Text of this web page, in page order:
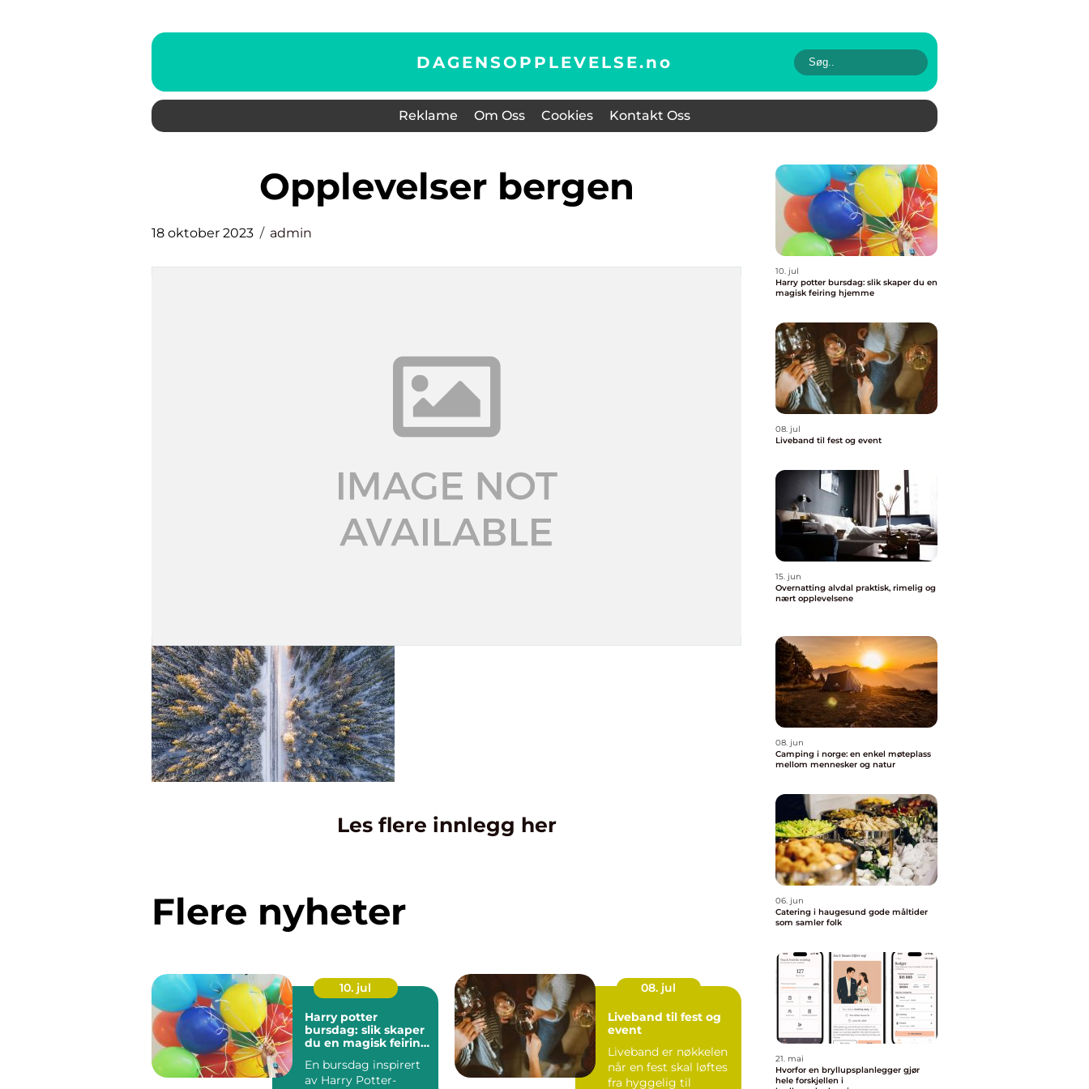
DAGENSOPPLEVELSE.no
Reklame Om Oss Cookies Kontakt Oss
opplevelser bergen
18 oktober 2023 admin
Les flere innlegg her
Flere nyheter
10. jul
Harry potter
bursdag: slik skaper
du en magisk feiring
En bursdag inspirert
av Harry Potter-
08. jul
Liveband til fest og
event
Liveband er nøkkelen
når en fest skal løftes
fra hyggelig til
10. jul
Harry potter bursdag: slik skaper du en
magisk feiring hjemme
08. jul
Liveband til fest og event
15. jun
Overnatting alvdal praktisk, rimelig og
nært opplevelsene
08. jun
Camping i norge: en enkel møteplass
mellom mennesker og natur
06. jun
Catering i haugesund gode måltider
som samler folk
21. mai
Hvorfor en bryllupsplanlegger gjør
hele forskjellen i